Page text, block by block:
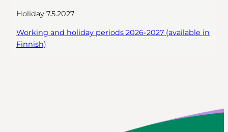
Holiday 7.5.2027
Working and holiday periods 2026-2027 (available in
Finnish)